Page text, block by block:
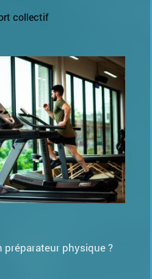
collectif
préparateur physique ?